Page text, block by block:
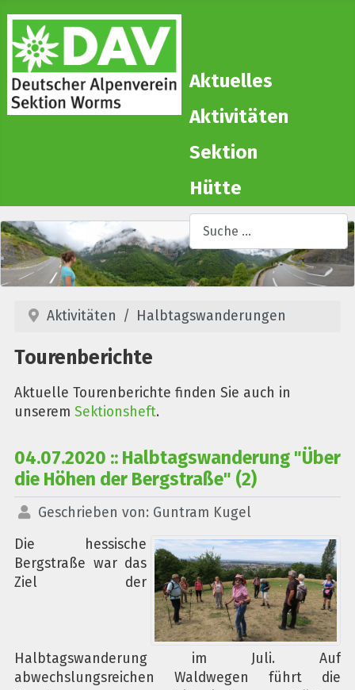
Aktuelles
Aktivitäten
Sektion
Hütte
Suchen
Aktivitäten Halbtagswanderungen
Tourenberichte
Aktuelle Tourenberichte finden Sie auch in
unserem Sektionsheft.
04.07.2020 :: Halbtagswanderung "Über
die Höhen der Bergstraße" (2)
Geschrieben von: Guntram Kugel
Die hessische
Bergstraße war das
Ziel der
Halbtagswanderung im Juli. Auf
abwechslungsreichen Waldwegen führt die